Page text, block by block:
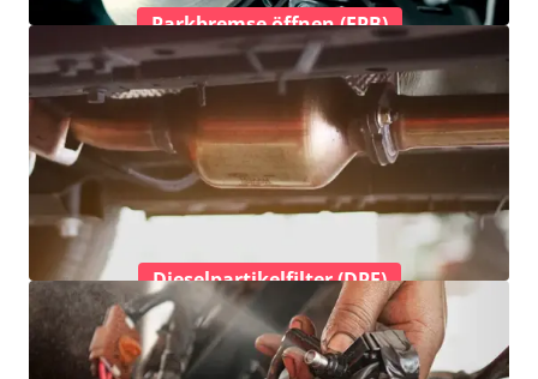
Parkbremse öffnen (EPB)
Dieselpartikelfilter (DPF)